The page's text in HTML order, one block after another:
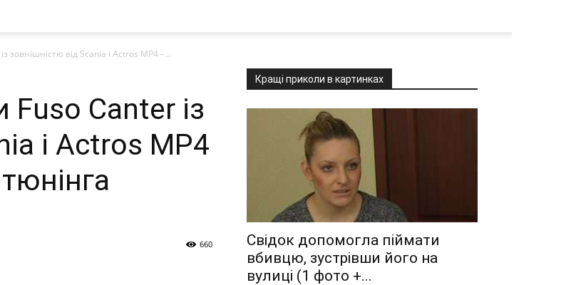
зовнішністю від Scania і Actros MP4 –...
Fuso Canter із
і Actros MP4
660
Кращі приколи в картинках
Свідок допомогла піймати
вбивцю, зустрівши його на
вулиці (1 фото +...